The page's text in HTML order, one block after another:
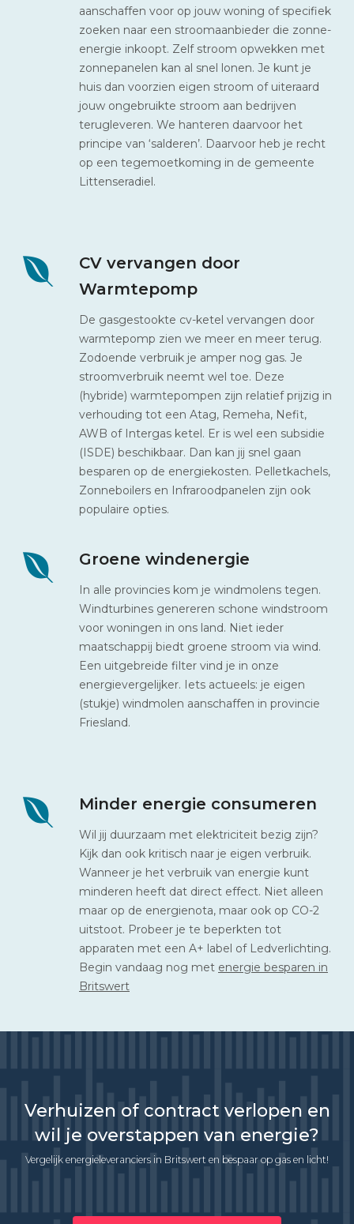
aanschaffen voor op jouw woning of specifiek
zoeken naar een stroomaanbieder die zonne-
energie inkoopt. Zelf stroom opwekken met
zonnepanelen kan al snel lonen. Je kunt je
huis dan voorzien eigen stroom of uiteraard
jouw ongebruikte stroom aan bedrijven
terugleveren. We hanteren daarvoor het
principe van ‘salderen’. Daarvoor heb je recht
op een tegemoetkoming in de gemeente
Littenseradiel.
CV vervangen door
Warmtepomp
De gasgestookte cv-ketel vervangen door
warmtepomp zien we meer en meer terug.
Zodoende verbruik je amper nog gas. Je
stroomverbruik neemt wel toe. Deze
(hybride) warmtepompen zijn relatief prijzig in
verhouding tot een Atag, Remeha, Nefit,
AWB of Intergas ketel. Er is wel een subsidie
(ISDE) beschikbaar. Dan kan jij snel gaan
besparen op de energiekosten. Pelletkachels,
Zonneboilers en Infraroodpanelen zijn ook
populaire opties.
Groene windenergie
In alle provincies kom je windmolens tegen.
Windturbines genereren schone windstroom
voor woningen in ons land. Niet ieder
maatschappij biedt groene stroom via wind.
Een uitgebreide filter vind je in onze
energievergelijker. Iets actueels: je eigen
(stukje) windmolen aanschaffen in provincie
Friesland.
Minder energie consumeren
Wil jij duurzaam met elektriciteit bezig zijn?
Kijk dan ook kritisch naar je eigen verbruik.
Wanneer je het verbruik van energie kunt
minderen heeft dat direct effect. Niet alleen
maar op de energienota, maar ook op CO-2
uitstoot. Probeer je te beperkten tot
apparaten met een A+ label of Ledverlichting.
Begin vandaag nog met energie besparen in
Britswert
Verhuizen of contract verlopen en
wil je overstappen van energie?
Vergelijk energieleveranciers in Britswert en bespaar op gas en licht!